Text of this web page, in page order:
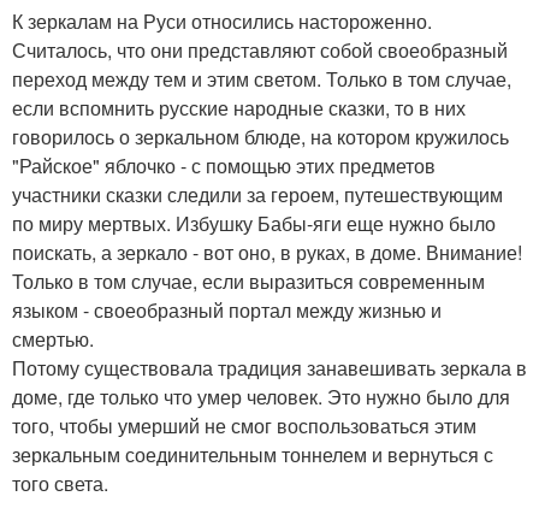
К зеркалам на Руси относились настороженно.
Считалось, что они представляют собой своеобразный
переход между тем и этим светом. Только в том случае,
если вспомнить русские народные сказки, то в них
говорилось о зеркальном блюде, на котором кружилось
"Райское" яблочко - с помощью этих предметов
участники сказки следили за героем, путешествующим
по миру мертвых. Избушку Бабы-яги еще нужно было
поискать, а зеркало - вот оно, в руках, в доме. Внимание!
Только в том случае, если выразиться современным
языком - своеобразный портал между жизнью и
смертью.
Потому существовала традиция занавешивать зеркала в
доме, где только что умер человек. Это нужно было для
того, чтобы умерший не смог воспользоваться этим
зеркальным соединительным тоннелем и вернуться с
того света.